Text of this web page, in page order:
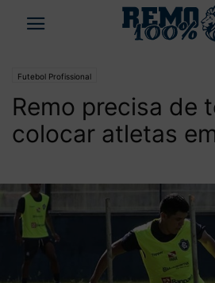
Futebol Profissional
Remo precisa de
colocar atletas